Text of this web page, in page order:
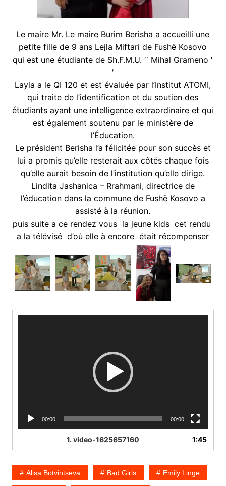
Le maire Mr. Le maire Burim Berisha a accueilli une
petite fille de 9 ans Lejla Miftari de Fushë Kosovo
qui est une étudiante de Sh.F.M.U. ′′ Mihal Grameno ′
′
Layla a le QI 120 et est évaluée par l’Institut ATOMI,
qui traite de l’identification et du soutien des
étudiants ayant une intelligence extraordinaire et qui
est également soutenu par le ministère de
l’Éducation.
Le président Berisha l’a félicitée pour son succès et
lui a promis qu’elle resterait aux côtés chaque fois
qu’elle aurait besoin de l’institution qu’elle dirige.
Lindita Jashanica – Rrahmani, directrice de
l’éducation dans la commune de Fushë Kosovo a
assisté à la réunion.
puis suite a ce rendez vous la jeune kids cet rendu
a la télévisé d’où elle à encore était récompenser
00:00 00:00
1. video-1625657160 1:45
Alisa Botvintseva Bad Girls Emily Linge